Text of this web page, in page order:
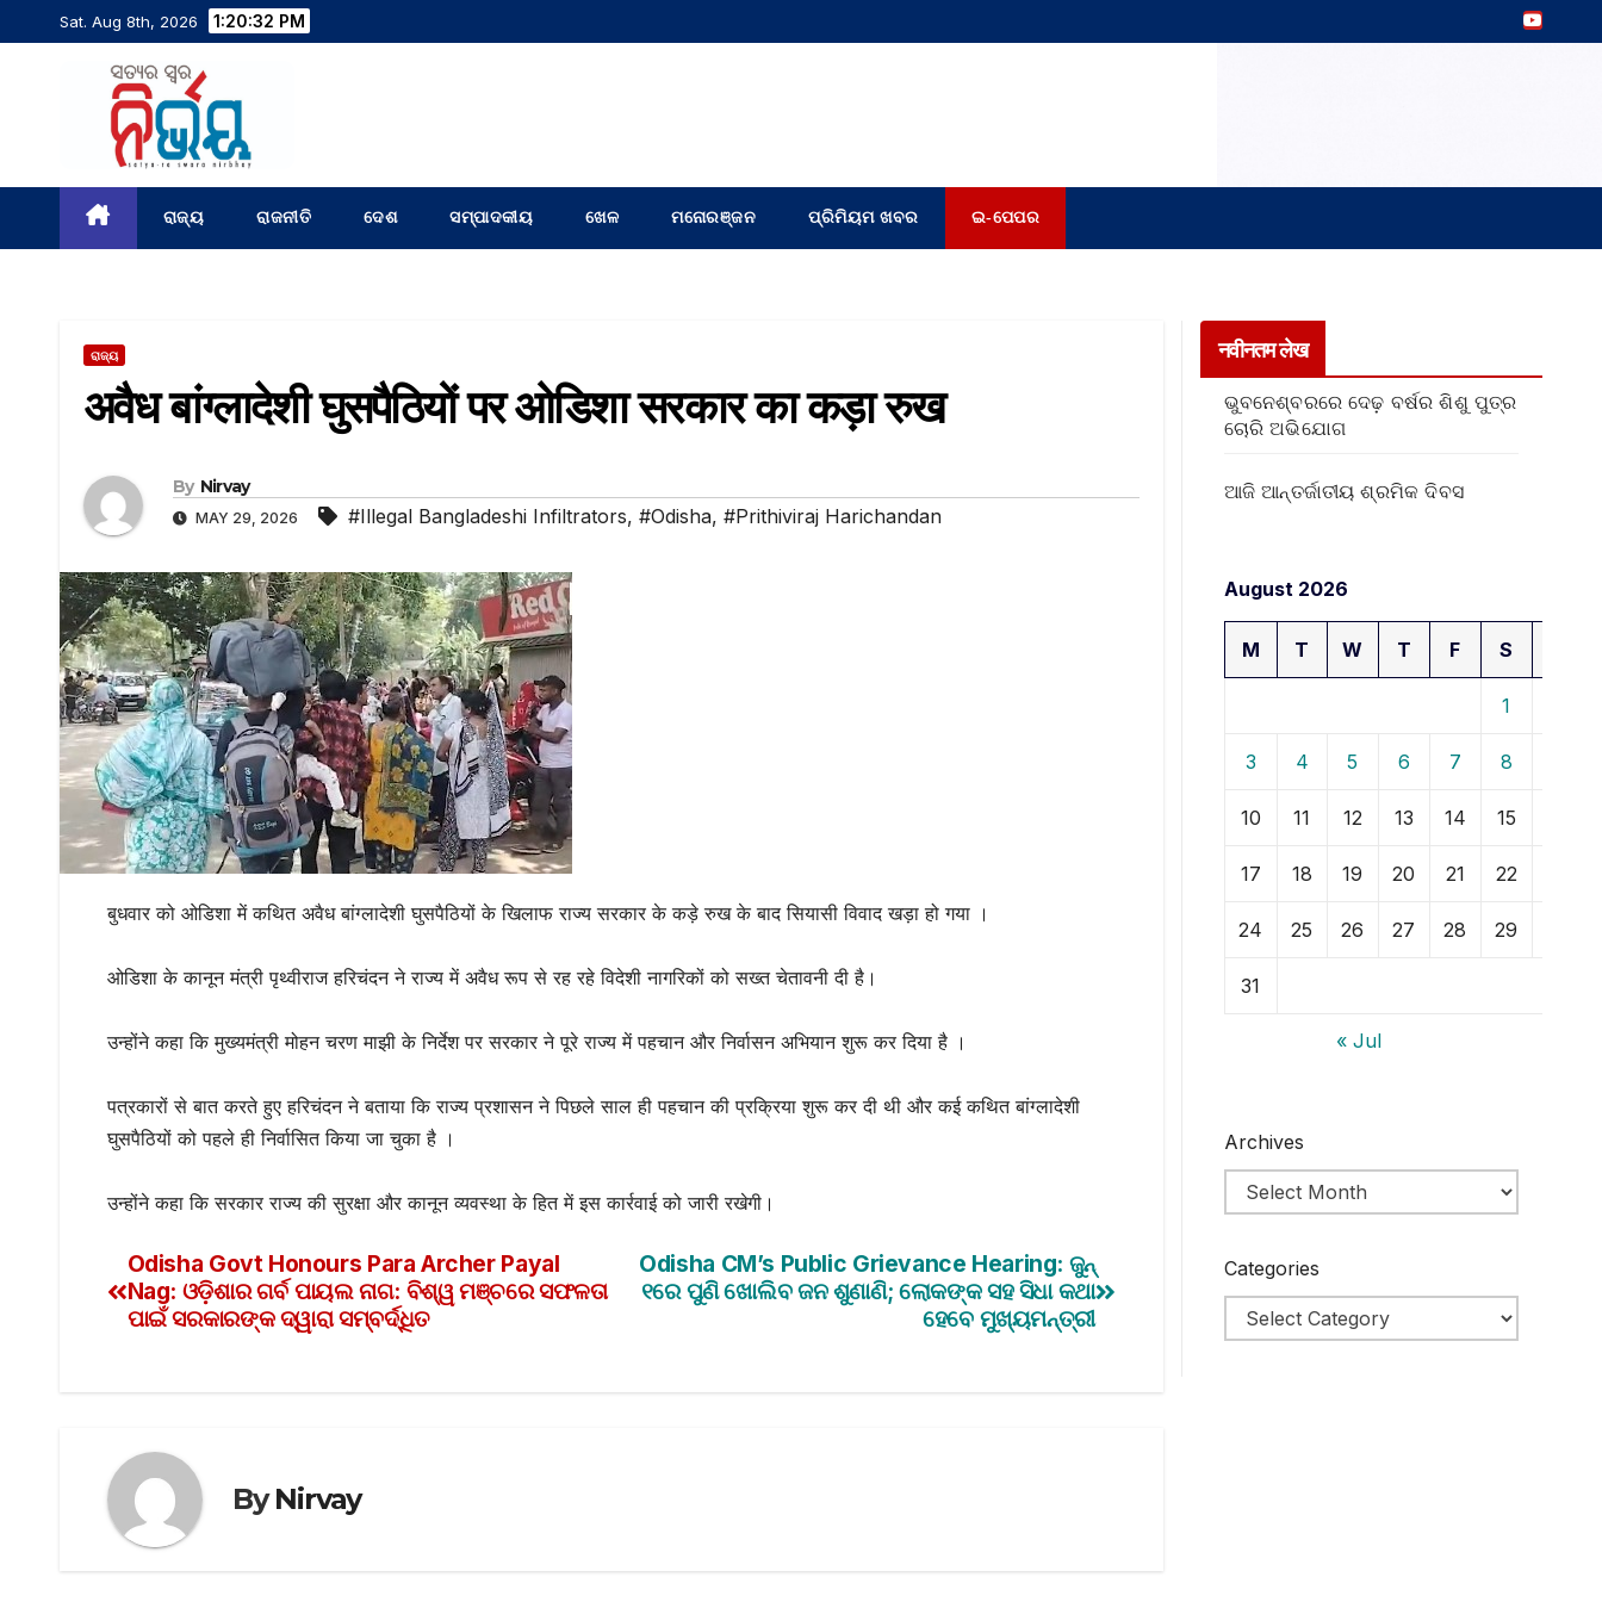
Sat. Aug 8th, 2026 1:20:33 PM
ରାଜ୍ୟ ରାଜନୀତି ଦେଶ ସମ୍ପାଦକୀୟ ଖେଳ ମନୋରଞ୍ଜନ ପ୍ରିମିୟମ ଖବର ଇ-ପେପର
ରାଜ୍ୟ
अवैध बांग्लादेशी घुसपैठियों पर ओडिशा सरकार का कड़ा रुख
By Nirvay
MAY 29, 2026 #Illegal Bangladeshi Infiltrators, #Odisha, #Prithiviraj Harichandan
बुधवार को ओडिशा में कथित अवैध बांग्लादेशी घुसपैठियों के खिलाफ राज्य सरकार के कड़े रुख के बाद सियासी विवाद खड़ा हो गया ।
ओडिशा के कानून मंत्री पृथ्वीराज हरिचंदन ने राज्य में अवैध रूप से रह रहे विदेशी नागरिकों को सख्त चेतावनी दी है।
उन्होंने कहा कि मुख्यमंत्री मोहन चरण माझी के निर्देश पर सरकार ने पूरे राज्य में पहचान और निर्वासन अभियान शुरू कर दिया है ।
पत्रकारों से बात करते हुए हरिचंदन ने बताया कि राज्य प्रशासन ने पिछले साल ही पहचान की प्रक्रिया शुरू कर दी थी और कई कथित बांग्लादेशी
घुसपैठियों को पहले ही निर्वासित किया जा चुका है ।
उन्होंने कहा कि सरकार राज्य की सुरक्षा और कानून व्यवस्था के हित में इस कार्रवाई को जारी रखेगी।
Odisha CM’s Public Grievance Hearing: ଜୁନ୍
୧ରେ ପୁଣି ଖୋଲିବ ଜନ ଶୁଣାଣି; ଲୋକଙ୍କ ସହ ସିଧା କଥା
ହେବେ ମୁଖ୍ୟମନ୍ତ୍ରୀ
Odisha Govt Honours Para Archer Payal
Nag: ଓଡ଼ିଶାର ଗର୍ବ ପାୟଲ ନାଗ: ବିଶ୍ୱ ମଞ୍ଚରେ ସଫଳତା
ପାଇଁ ସରକାରଙ୍କ ଦ୍ୱାରା ସମ୍ବର୍ଦ୍ଧିତ
ByNirvay
नवीनतम लेख
ଭୁବନେଶ୍ବରରେ ଦେଢ଼ ବର୍ଷର ଶିଶୁ ପୁତ୍ର
ଚୋରି ଅଭିଯୋଗ
ଆଜି ଆନ୍ତର୍ଜାତୀୟ ଶ୍ରମିକ ଦିବସ
August 2026
M T W T F S
1
3 4 5 6 7 8
10 11 12 13 14 15
17 18 19 20 21 22
24 25 26 27 28 29
31
« Jul
Archives
Categories